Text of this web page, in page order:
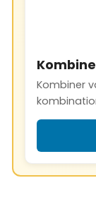
Kombiner